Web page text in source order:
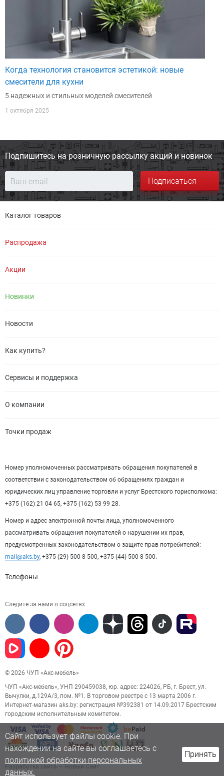
Когда технология становится эстетикой: новые
смесители для кухни
5 надежных и стильных моделей смесителей
1 октября 2025
Подпишитесь на розничную рассылку акций и новинок
Подписаться
Каталог товаров
Распродажа
Акции
Новинки
Новости
Как купить?
Сервисы и поддержка
О компании
Точки продаж
Номер уполномоченных рассматривать обращения покупателей в
соответствии с законодательством об обращениях граждан и
юридических лиц управление торговли и услуг Брестского горисполкома:
+375 (162) 21 04 65, +375 (162) 53 99 28.
Номер и адрес электронной почты лица, уполномоченного
рассматривать обращения покупателей о нарушении их прав,
предусмотренных законодательством о защите прав потребителей:
mail@aks.by, +375 (29) 500 8 500, +375 (44) 500 8 500.
Телефоны
Следите за нами в соцсетях
© 2026 ЧУП «Акс-мебель»
ЧУП «Акс-мебель», УНП 290459038, юр. адрес: 224026, РБ, г. Брест, ул.
Вычулки, д.129А/3, пом. №1. В торговом реестре с 13 марта 2006 г.
Интернет-магазин aks.by: регистрация №392381 от 14.09.2017 Брестским
городским исполнительным комитетом.
Разработка сайта— Новый Сайт
Сайт использует файлы cookie. При
нахождении на сайте вы соглашаетесь с
политикой обработки персональных
данных.
Принять